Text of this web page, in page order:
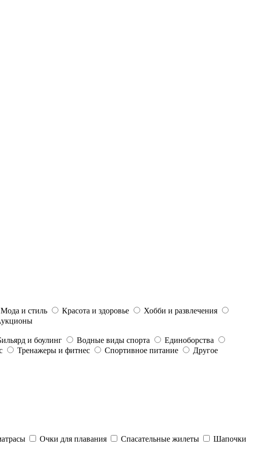
Мода и стиль Красота и здоровье
Хобби и развлечения
и боулинг Водные виды спорта
Единоборства
Тренажеры и фитнес Спортивное питание
Другое
Очки для плавания Спасательные жилеты
Шапочки